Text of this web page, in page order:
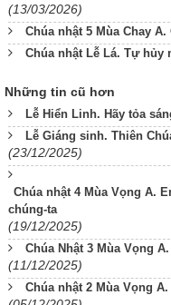
(13/03/2026)
Chúa nhật 5 Mùa Chay
Chúa nhật Lễ Lá. Tự hủy
Những tin cũ hơn
Lễ Hiển Linh. Hãy tỏa
Lễ Giáng sinh. Thiên
(23/12/2025)
Chúa nhật 4 Mùa Vọng A.
chúng-ta
(19/12/2025)
Chúa Nhật 3 Mùa Vọng
(11/12/2025)
Chúa nhật 2 Mùa Vọng